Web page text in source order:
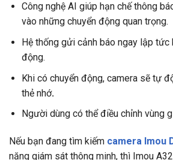
Công nghệ AI giúp hạn chế thông
vào những chuyển động quan trọng.
Hệ thống gửi cảnh báo ngay lập tức
động.
Khi có chuyển động, camera sẽ tự
thẻ nhớ.
Người dùng có thể điều chỉnh vùng
Nếu bạn đang tìm kiếm camera Imou
năng giám sát thông minh, thì Imou